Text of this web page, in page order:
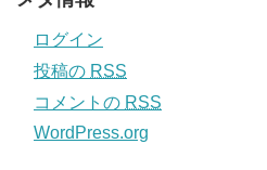
ログイン
投稿の RSS
コメントの RSS
WordPress.org